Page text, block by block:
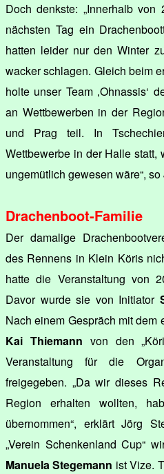
Doch denkste: „Innerhalb
nächsten Tag ein
hatten leider nur den Winter
wacker schlagen. Gleich beim
holte unser Team ‚Ohnassis‘
an Wettbewerben in der
und Prag teil. In
Wettbewerbe in der Halle statt,
ungemütlich gewesen wäre“,
Drachenboot-Familie
Der damalige
des Rennens in Klein Köris
hatte die Veranstaltung von
Davor wurde sie von Initiator
Nach einem Gespräch mit dem
Kai Thiemann von den
Veranstaltung für die
freigegeben. „Da wir dieses
Region erhalten wollten,
übernommen“, erklärt Jörg
„Verein Schenkenland Cup“
Manuela Stegemann ist Vize.